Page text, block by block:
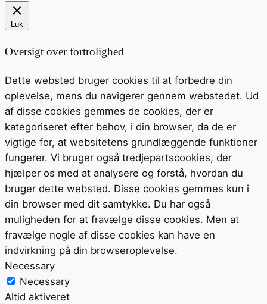
Luk
Oversigt over fortrolighed
Dette websted bruger cookies til at forbedre din
oplevelse, mens du navigerer gennem webstedet. Ud
af disse cookies gemmes de cookies, der er
kategoriseret efter behov, i din browser, da de er
vigtige for, at websitetens grundlæggende funktioner
fungerer. Vi bruger også tredjepartscookies, der
hjælper os med at analysere og forstå, hvordan du
bruger dette websted. Disse cookies gemmes kun i
din browser med dit samtykke. Du har også
muligheden for at fravælge disse cookies. Men at
fravælge nogle af disse cookies kan have en
indvirkning på din browseroplevelse.
Necessary
Necessary
Altid aktiveret